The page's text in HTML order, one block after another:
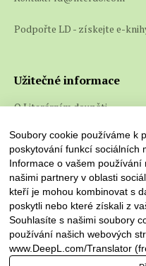
Podpořte LD - získejte e-
Užitečné informace
O Literárním doupěti
Soubory cookie používáme k
poskytování funkcí sociálních
Informace o vašem
našimi partnery v oblasti
kteří je mohou kombinovat s
poskytli nebo které získali z
Souhlasíte s našimi soubory
používání našich webových
www.DeepL.com/Translator